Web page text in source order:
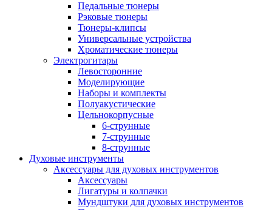
Педальные тюнеры
Рэковые тюнеры
Тюнеры-клипсы
Универсальные устройства
Хроматические тюнеры
Электрогитары
Левосторонние
Моделирующие
Наборы и комплекты
Полуакустические
Цельнокорпусные
6-струнные
7-струнные
8-струнные
Духовые инструменты
Аксессуары для духовых инструментов
Аксессуары
Лигатуры и колпачки
Мундштуки для духовых инструментов